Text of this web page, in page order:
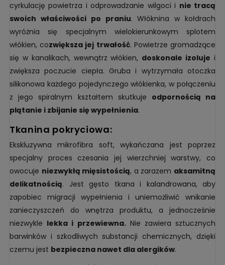
cyrkulację powietrza i odprowadzanie wilgoci i nie tracą
swoich właściwości po praniu. Włóknina w kołdrach
wyróżnia się specjalnym wielokierunkowym splotem
włókien, cozwiększa jej trwałość. Powietrze gromadzące
się w kanalikach, wewnątrz włókien, doskonale izoluje i
zwiększa poczucie ciepła. Gruba i wytrzymała otoczka
silikonowa każdego pojedynczego włókienka, w połączeniu
z jego spiralnym kształtem skutkuje odpornością na
plątanie i zbijanie się wypełnienia.
tkanina pokryciowa:
Ekskluzywna mikrofibra soft, wykańczana jest poprzez
specjalny proces czesania jej wierzchniej warstwy, co
owocuje niezwykłą mięsistością, a zarazem aksamitną
delikatnością. Jest gęsto tkana i kalandrowana, aby
zapobiec migracji wypełnienia i uniemożliwić wnikanie
zanieczyszczeń do wnętrza produktu, a jednocześnie
niezwykle lekka i przewiewna.Nie zawiera sztucznych
barwinków i szkodliwych substancji chemicznych, dzięki
czemu jest bezpieczna nawet dla alergików.